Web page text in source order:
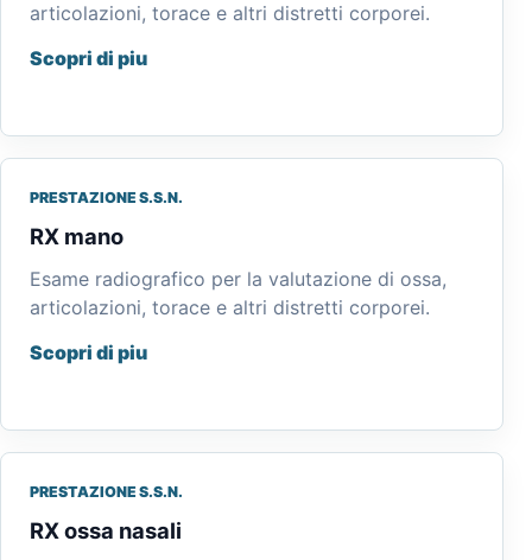
articolazioni, torace e altri distretti corporei.
Scopri di piu
PRESTAZIONE S.S.N.
RX mano
Esame radiografico per la valutazione di ossa,
articolazioni, torace e altri distretti corporei.
Scopri di piu
PRESTAZIONE S.S.N.
RX ossa nasali